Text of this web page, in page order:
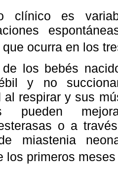
clínico es
ocurra en los
los bebés
y no
al respirar y sus
pueden
o a
miastenia
los primeros